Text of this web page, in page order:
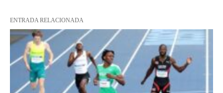
ENTRADA RELACIONADA